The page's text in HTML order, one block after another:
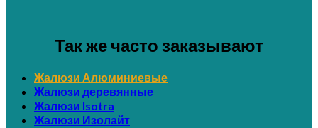
Так же часто заказывают
Жалюзи Алюминиевые
Жалюзи деревянные
Жалюзи Isotra
Жалюзи Изолайт